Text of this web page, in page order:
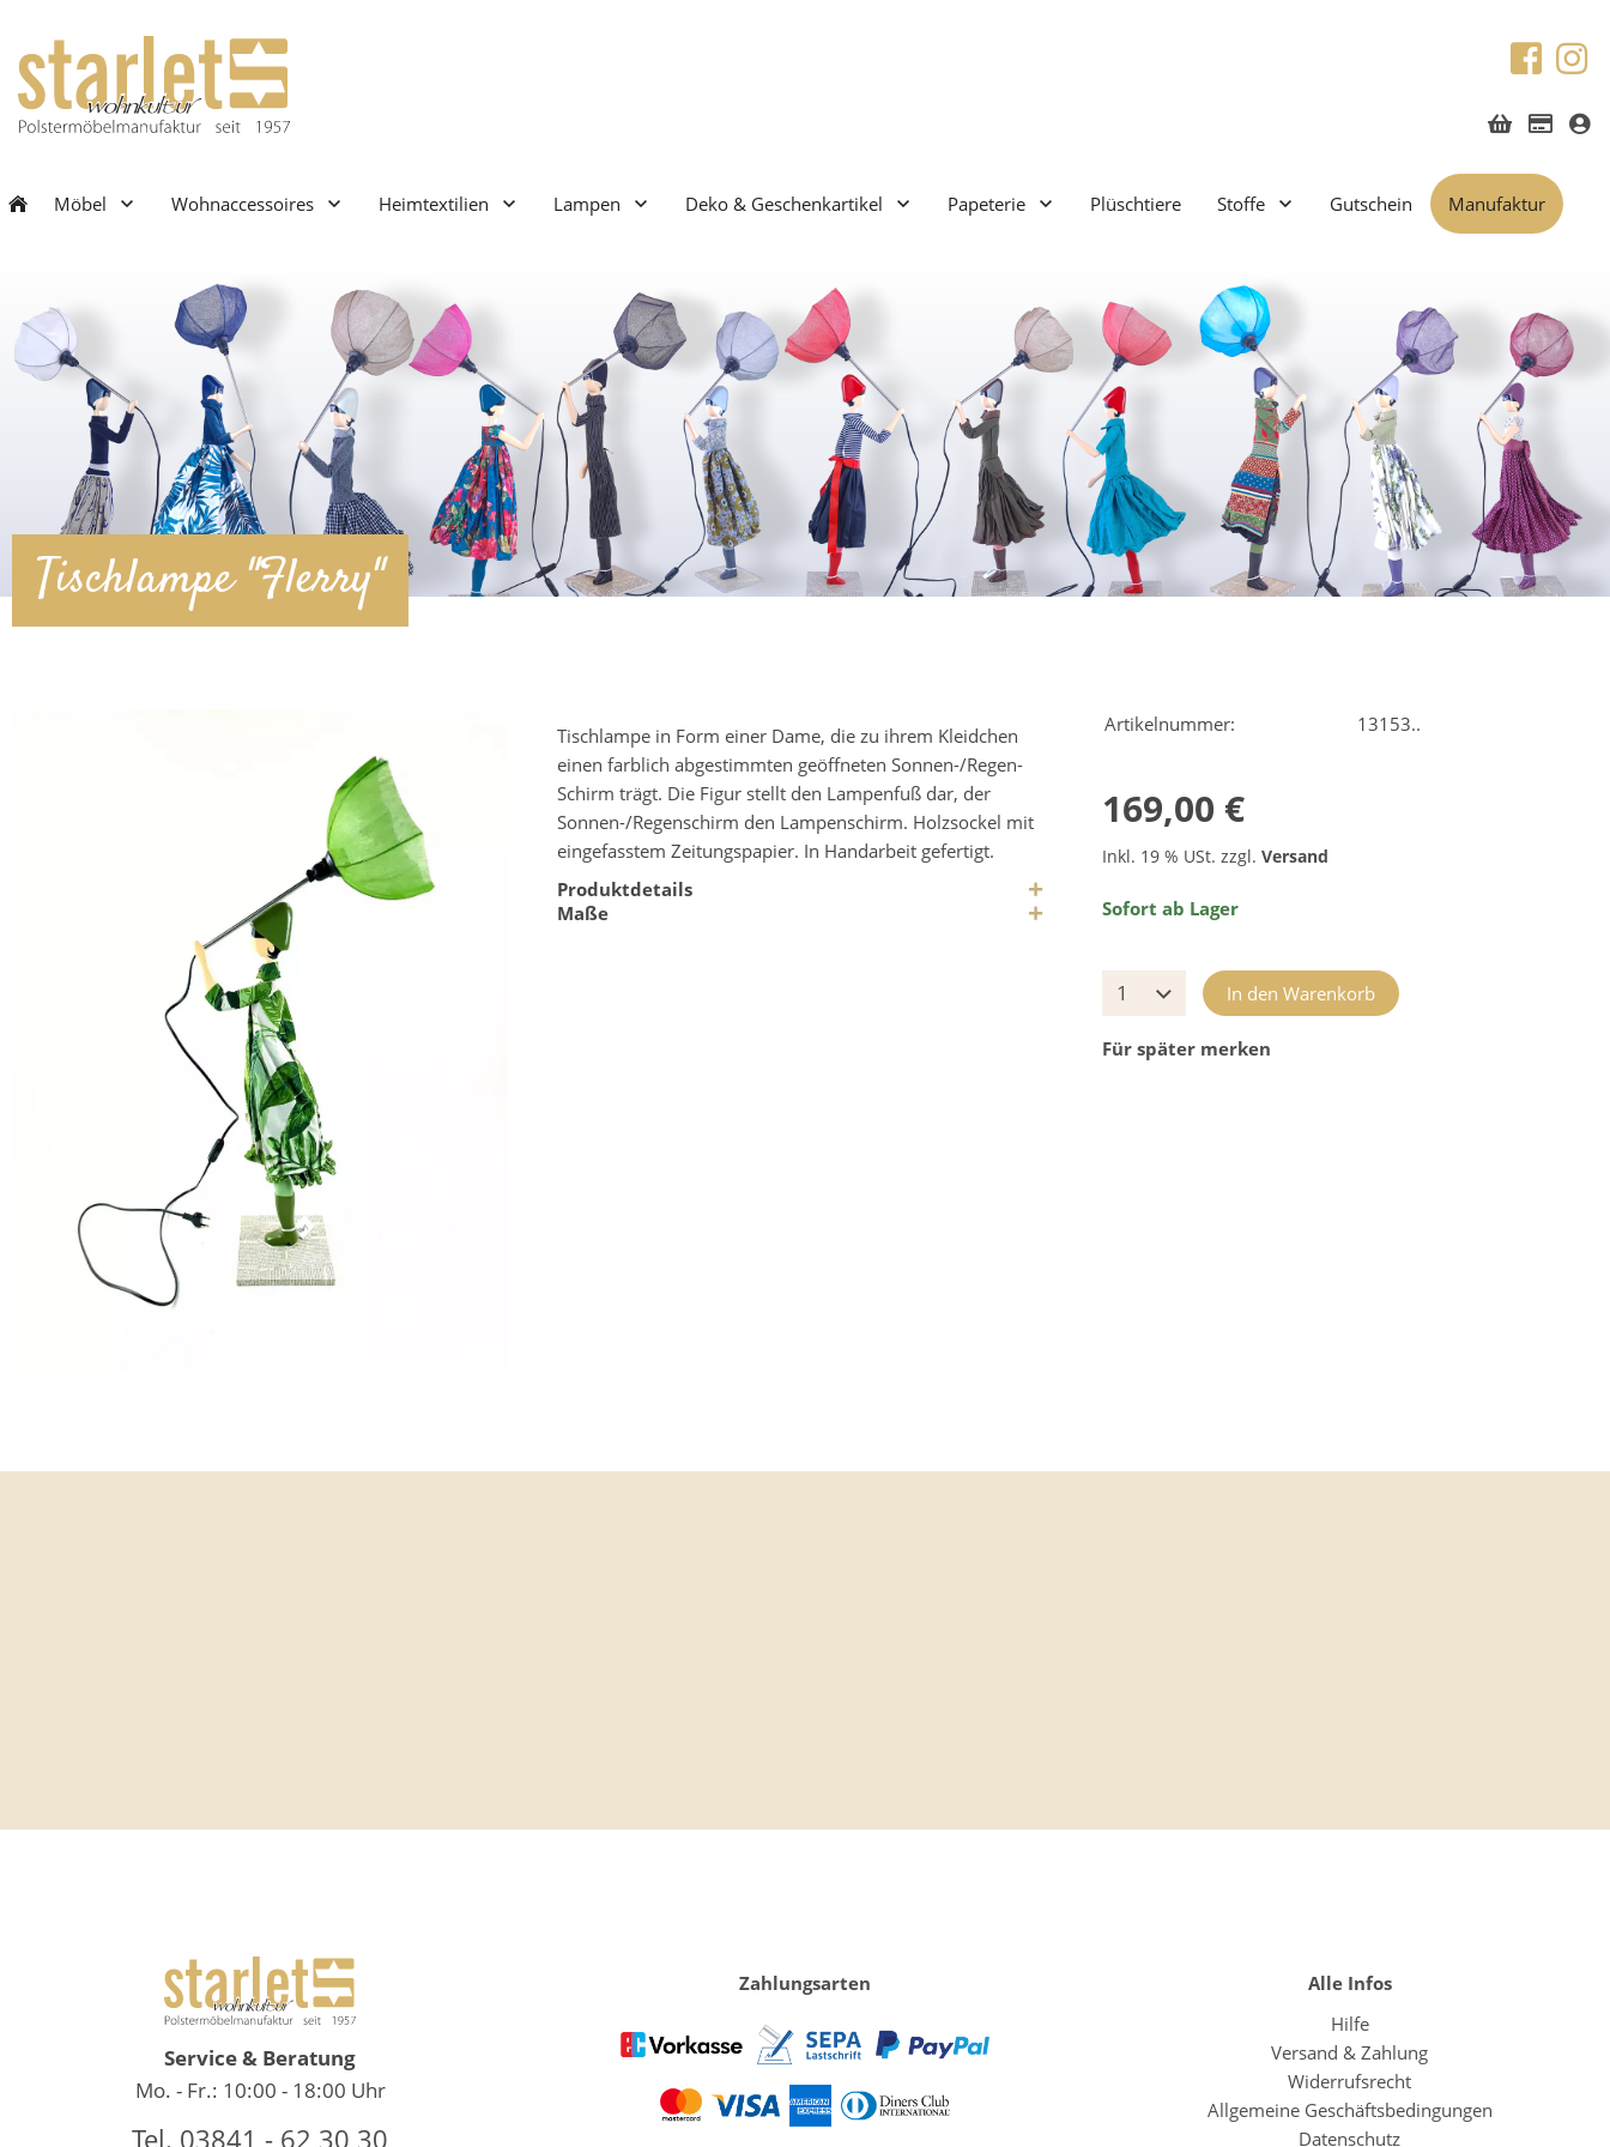
Möbel Wohnaccessoires Heimtextilien Lampen Deko & Geschenkartikel Papeterie Plüschtiere Stoffe Gutschein Manufaktur
Tischlampe "Flerry"
Tischlampe in Form einer Dame, die zu ihrem Kleidchen
einen farblich abgestimmten geöffneten Sonnen-/Regen-
Schirm trägt. Die Figur stellt den Lampenfuß dar, der
Sonnen-/Regenschirm den Lampenschirm. Holzsockel mit
eingefasstem Zeitungspapier. In Handarbeit gefertigt.
Produktdetails
Maße
Artikelnummer: 13153..
169,00 €
Inkl. 19 % USt. zzgl. Versand
Sofort ab Lager
In den Warenkorb
Für später merken
Service & Beratung
Mo. - Fr.: 10:00 - 18:00 Uhr
Tel. 03841 - 62 30 30
Zahlungsarten
Alle Infos
Hilfe
Versand & Zahlung
Widerrufsrecht
Allgemeine Geschäftsbedingungen
Datenschutz